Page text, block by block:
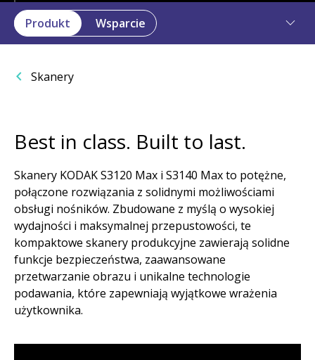
Produkt Wsparcie
Skanery
Best in class. Built to last.
Skanery KODAK S3120 Max i S3140 Max to potężne,
połączone rozwiązania z solidnymi możliwościami
obsługi nośników. Zbudowane z myślą o wysokiej
wydajności i maksymalnej przepustowości, te
kompaktowe skanery produkcyjne zawierają solidne
funkcje bezpieczeństwa, zaawansowane
przetwarzanie obrazu i unikalne technologie
podawania, które zapewniają wyjątkowe wrażenia
użytkownika. ​